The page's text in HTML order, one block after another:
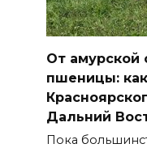
От амурской
пшеницы:
Дальний
Пока